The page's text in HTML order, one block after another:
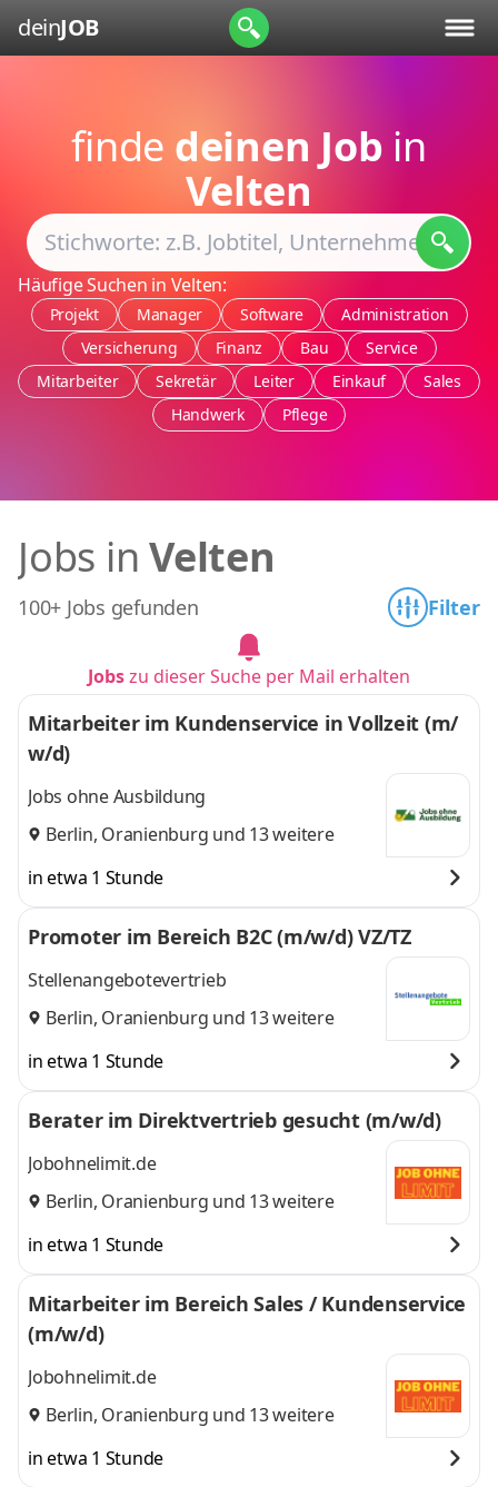
deinJOB
finde deinen Job in
Velten
Häufige Suchen in Velten:
Projekt Manager Software
Administration
Versicherung
Finanz Bau
Service
Mitarbeiter
Sekretär Leiter Einkauf
Sales
Handwerk
Pflege
Jobs in Velten
100+ Jobs gefunden Filter
Jobszu dieser Suche per Mail erhalten
Mitarbeiter im Kundenservice in Vollzeit (m/
w/d)
Jobs ohne Ausbildung
Berlin, Oranienburg und 13 weitere
in etwa 1 Stunde
Promoter im Bereich B2C (m/w/d) VZ/TZ
Stellenangebotevertrieb
Berlin, Oranienburg und 13 weitere
in etwa 1 Stunde
Berater im Direktvertrieb gesucht (m/w/d)
Jobohnelimit.de
Berlin, Oranienburg und 13 weitere
in etwa 1 Stunde
Mitarbeiter im Bereich Sales / Kundenservice
(m/w/d)
Jobohnelimit.de
Berlin, Oranienburg und 13 weitere
in etwa 1 Stunde